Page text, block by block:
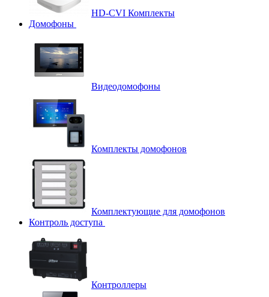
HD-CVI Комплекты
Домофоны
Видеодомофоны
Комплекты домофонов
Комплектующие для домофонов
Контроль доступа
Контроллеры